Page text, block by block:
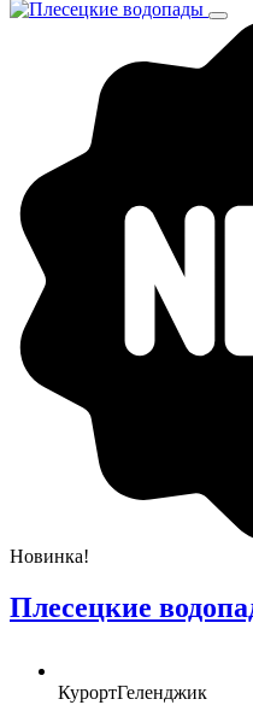
Новинка!
Плесецкие
КурортГеленджик